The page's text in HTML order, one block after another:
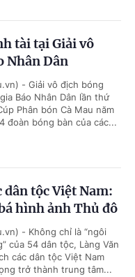
tài tại Giải vô
Nhân Dân
- Giải vô địch bóng
Báo Nhân Dân lần thứ
Phân bón Cà Mau năm
đoàn bóng bàn của các...
dân tộc Việt Nam:
hình ảnh Thủ đô
- Không chỉ là “ngôi
của 54 dân tộc, Làng Văn
các dân tộc Việt Nam
trở thành trung tâm...